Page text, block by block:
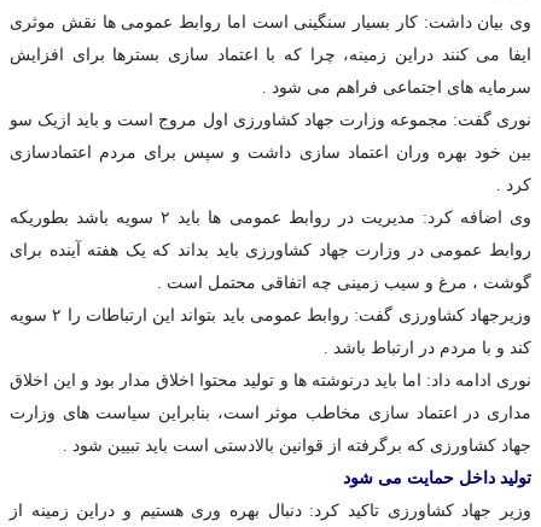
وی بیان داشت: کار بسیار سنگینی است اما روابط عمومی ها نقش موثری
ایفا می کنند دراین زمینه، چرا که با اعتماد سازی بسترها برای افزایش
سرمایه های اجتماعی فراهم می شود .
نوری گفت: مجموعه وزارت جهاد کشاورزی اول مروج است و باید ازیک سو
بین خود بهره وران اعتماد سازی داشت و سپس برای مردم اعتمادسازی
کرد .
وی اضافه کرد: مدیریت در روابط عمومی ها باید ۲ سویه باشد بطوریکه
روابط عمومی در وزارت جهاد کشاورزی باید بداند که یک هفته آینده برای
گوشت ، مرغ و سیب زمینی چه اتفاقی محتمل است .
وزیرجهاد کشاورزی گفت: روابط عمومی باید بتواند این ارتباطات را ۲ سویه
کند و با مردم در ارتباط باشد .
نوری ادامه داد: اما باید درنوشته ها و تولید محتوا اخلاق مدار بود و این اخلاق
مداری در اعتماد سازی مخاطب موثر است، بنابراین سیاست های وزارت
جهاد کشاورزی که برگرفته از قوانین بالادستی است باید تبیین شود .
تولید داخل حمایت می شود
وزیر جهاد کشاورزی تاکید کرد: دنبال بهره وری هستیم و دراین زمینه از